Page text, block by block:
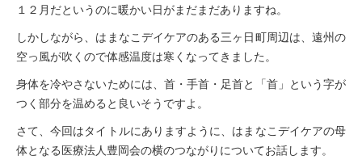
１２月だというのに暖かい日がまだまだありますね。
しかしながら、はまなこデイケアのある三ヶ日町周辺は、遠州の
空っ風が吹くので体感温度は寒くなってきました。
身体を冷やさないためには、首・手首・足首と「首」という字が
つく部分を温めると良いそうですよ。
さて、今回はタイトルにありますように、はまなこデイケアの母
体となる医療法人豊岡会の横のつながりについてお話します。